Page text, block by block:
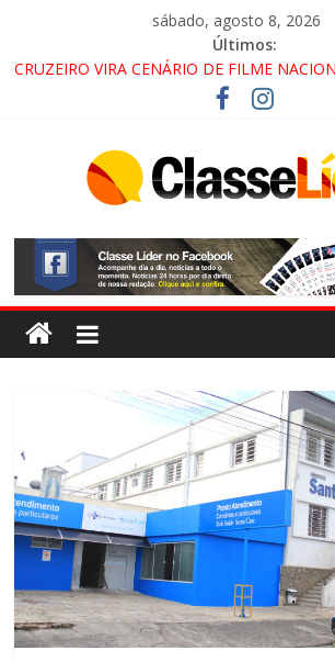
sábado, agosto 8, 2026
Últimos:
CRUZEIRO VIRA CENÁRIO DE FILME
PROMOTOR DO GAECO
ACESSO À APARECIDA NA DUTRA SERÁ
ALTERNATIVAS
LORENA, PINDAMONHANGABA E
PELA FÁBRICA DA COCA-COLA!